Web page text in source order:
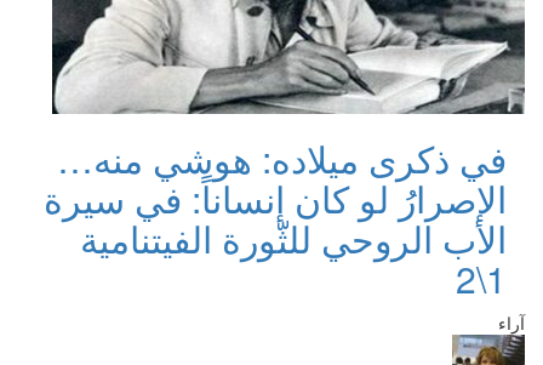
في ذكرى ميلاده: هوشي منه…
الإصرارُ لو كان إنساناً: في سيرة
الأب الروحي للثّورة الفيتنامية
1\2
آراء